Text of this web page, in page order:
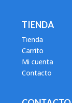
TIENDA
Tienda
Carrito
Mi cuenta
Contacto